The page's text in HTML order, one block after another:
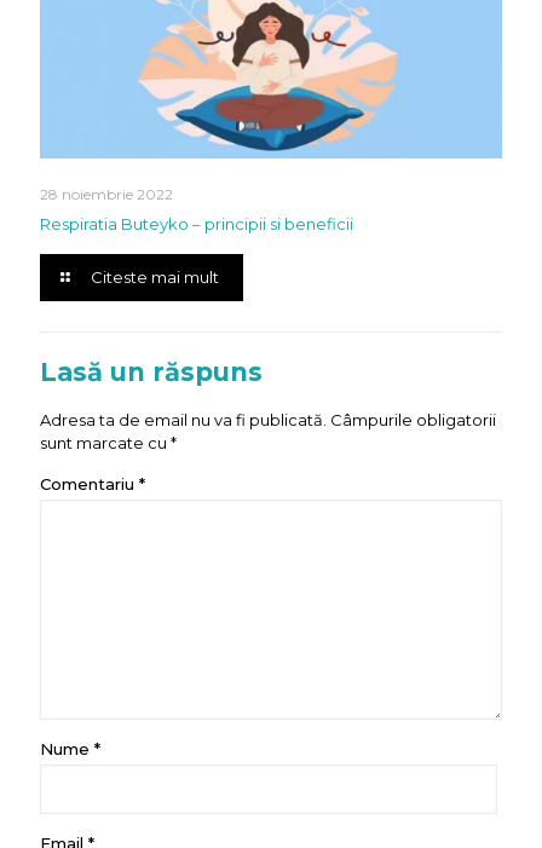
28 noiembrie 2022
Respiratia Buteyko – principii si beneficii
Citeste mai mult
Lasă un răspuns
Adresa ta de email nu va fi publicată. Câmpurile obligatorii
sunt marcate cu *
Comentariu *
Nume *
Email *